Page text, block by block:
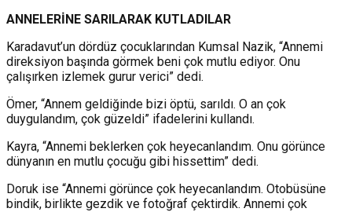
ANNELERİNE SARILARAK KUTLADILAR
Karadavut’un dördüz çocuklarından Kumsal Nazik, “Annemi
direksiyon başında görmek beni çok mutlu ediyor. Onu
çalışırken izlemek gurur verici” dedi.
Ömer, “Annem geldiğinde bizi öptü, sarıldı. O an çok
duygulandım, çok güzeldi” ifadelerini kullandı.
Kayra, “Annemi beklerken çok heyecanlandım. Onu görünce
dünyanın en mutlu çocuğu gibi hissettim” dedi.
Doruk ise “Annemi görünce çok heyecanlandım. Otobüsüne
bindik, birlikte gezdik ve fotoğraf çektirdik. Annemi çok